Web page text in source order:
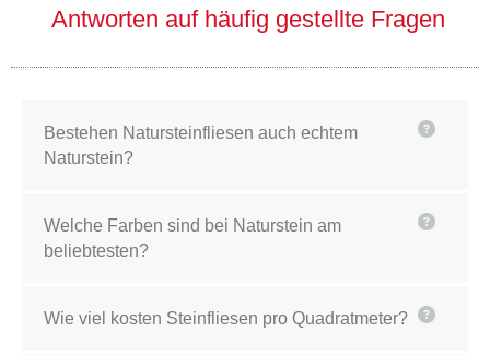
Antworten auf häufig gestellte Fragen
Bestehen Natursteinfliesen auch echtem
Naturstein?
Welche Farben sind bei Naturstein am
beliebtesten?
Wie viel kosten Steinfliesen pro Quadratmeter?